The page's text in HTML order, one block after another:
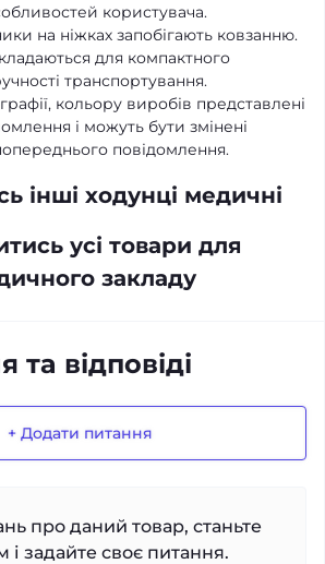
користувача.
на ніжках запобігають ковзанню.
для компактного
транспортування.
кольору виробів представлені
і можуть бути змінені
повідомлення.
інші ходунці медичні
усі товари для
закладу
та відповіді
+ Додати питання
про даний товар, станьте
задайте своє питання.